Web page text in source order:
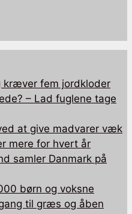
kræver fem jordkloder
– Lad fuglene tage
at give madvarer væk
mere for hvert år
samler Danmark på
børn og voksne
til græs og åben